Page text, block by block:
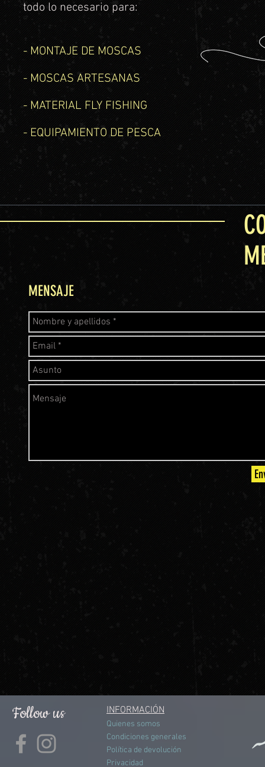
todo lo necesario para:
- MONTAJE DE MOSCAS
- MOSCAS ARTESANAS
- MATERIAL FLY FISHING
- EQUIPAMIENTO DE PESCA
MENSAJE
Follow us INFORMACIÓN
Quienes somos
Condiciones generales
Política de devolución
Privacidad